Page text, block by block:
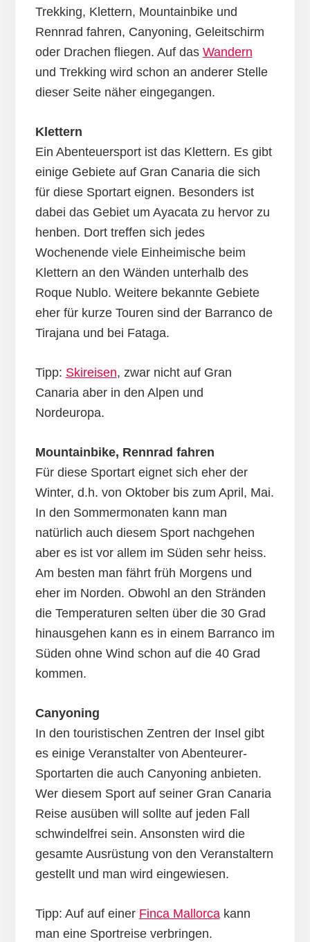
Trekking, Klettern, Mountainbike und
Rennrad fahren, Canyoning, Geleitschirm
oder Drachen fliegen. Auf das Wandern
und Trekking wird schon an anderer Stelle
dieser Seite näher eingegangen.
Klettern
Ein Abenteuersport ist das Klettern. Es gibt
einige Gebiete auf Gran Canaria die sich
für diese Sportart eignen. Besonders ist
dabei das Gebiet um Ayacata zu hervor zu
henben. Dort treffen sich jedes
Wochenende viele Einheimische beim
Klettern an den Wänden unterhalb des
Roque Nublo. Weitere bekannte Gebiete
eher für kurze Touren sind der Barranco de
Tirajana und bei Fataga.
Tipp: Skireisen, zwar nicht auf Gran
Canaria aber in den Alpen und
Nordeuropa.
Mountainbike, Rennrad fahren
Für diese Sportart eignet sich eher der
Winter, d.h. von Oktober bis zum April, Mai.
In den Sommermonaten kann man
natürlich auch diesem Sport nachgehen
aber es ist vor allem im Süden sehr heiss.
Am besten man fährt früh Morgens und
eher im Norden. Obwohl an den Stränden
die Temperaturen selten über die 30 Grad
hinausgehen kann es in einem Barranco im
Süden ohne Wind schon auf die 40 Grad
kommen.
Canyoning
In den touristischen Zentren der Insel gibt
es einige Veranstalter von Abenteurer-
Sportarten die auch Canyoning anbieten.
Wer diesem Sport auf seiner Gran Canaria
Reise ausüben will sollte auf jeden Fall
schwindelfrei sein. Ansonsten wird die
gesamte Ausrüstung von den Veranstaltern
gestellt und man wird eingewiesen.
Tipp: Auf auf einer Finca Mallorcakann
man eine Sportreise verbringen.